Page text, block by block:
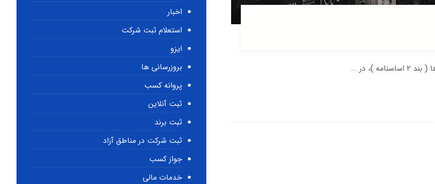
)، در ...
اخبار
استعلام ثبت شرکت
ایزو
بروزرسانی ها
پروانه کسب
ثبت آنلاین
ثبت برند
ثبت شرکت در مناطق آزاد
جواز کسب
خدمات مالی